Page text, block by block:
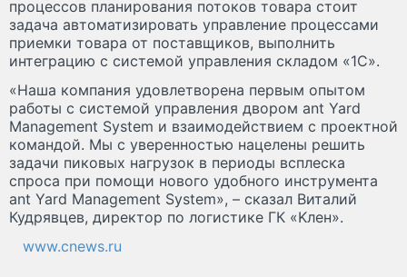
процессов планирования потоков товара стоит
задача автоматизировать управление процессами
приемки товара от поставщиков, выполнить
интеграцию с системой управления складом «1С».
«Наша компания удовлетворена первым опытом
работы с системой управления двором ant Yard
Management System и взаимодействием с проектной
командой. Мы с уверенностью нацелены решить
задачи пиковых нагрузок в периоды всплеска
спроса при помощи нового удобного инструмента
ant Yard Management System», – сказал Виталий
Кудрявцев, директор по логистике ГК «Kлен».
www.cnews.ru